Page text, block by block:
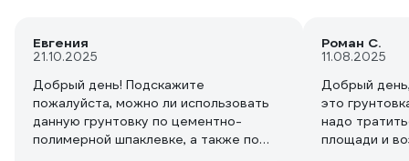
Евгения
21.10.2025
Добрый день! Подскажите
пожалуйста, можно ли использовать
данную грунтовку по цементно-
полимерной шпаклевке, а также по
Роман С.
11.08.2025
Добрый
это
надо
площади и